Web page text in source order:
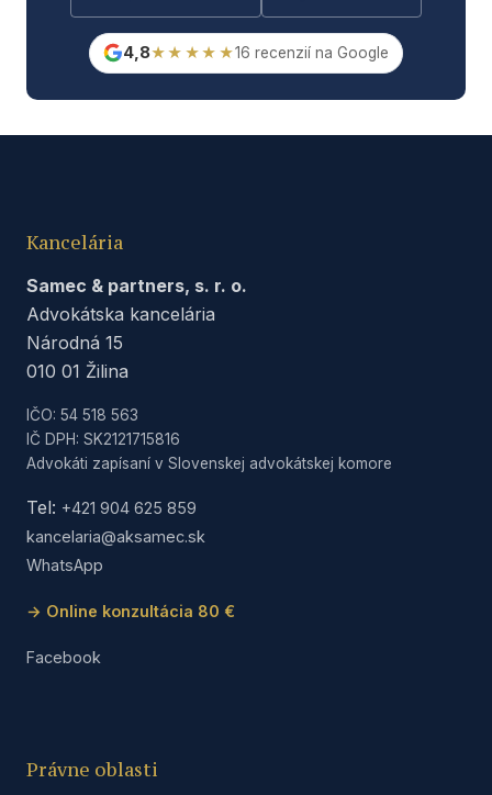
4,8★★★★★16 recenzií na Google
Kancelária
Samec & partners, s. r. o.
Advokátska kancelária
Národná 15
010 01 Žilina
IČO: 54 518 563
IČ DPH: SK2121715816
Advokáti zapísaní v Slovenskej advokátskej komore
Tel: +421 904 625 859
kancelaria@aksamec.sk
WhatsApp
→ Online konzultácia 80 €
Facebook
Právne oblasti